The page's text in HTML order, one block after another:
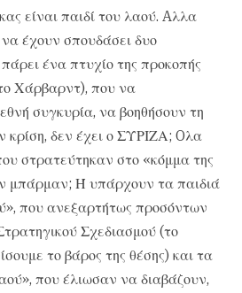
είναι παιδί του λαού. Aλλα
έχουν σπουδάσει δυο
ένα πτυχίο της προκοπής
Χάρβαρντ), που να
συγκυρία, να βοηθήσουν τη
κρίση, δεν έχει ο ΣΥΡΙΖΑ; Oλα
στρατεύτηκαν στο «κόμμα της
μπάρμαν; Ή υπάρχουν τα παιδιά
που ανεξαρτήτως προσόντων
Σχεδιασμού (το
το βάρος της θέσης) και τα
που έλιωσαν να διαβάζουν,